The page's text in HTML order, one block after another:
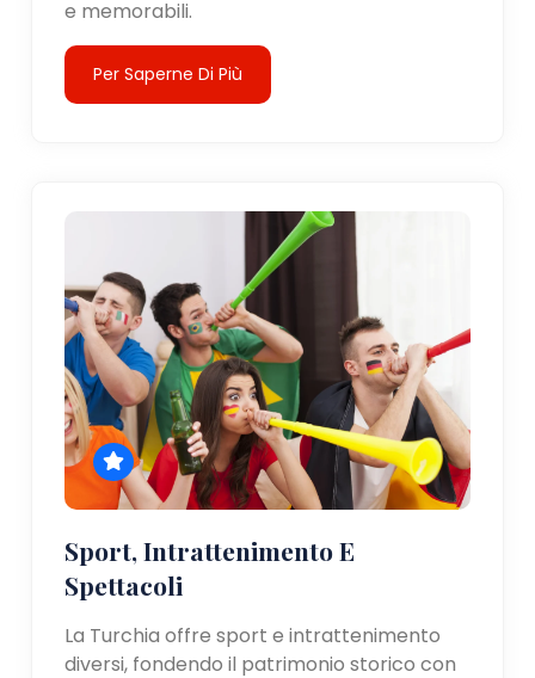
e memorabili.
Per Saperne Di Più
Sport, Intrattenimento E
Spettacoli
La Turchia offre sport e intrattenimento
diversi, fondendo il patrimonio storico con